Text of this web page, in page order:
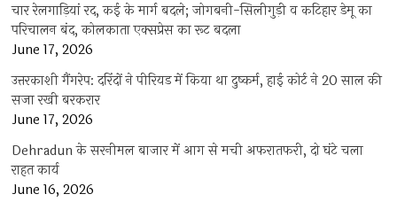
चार रेलगाड़ियां रद, कई के मार्ग बदले; जोगबनी-सिलीगुड़ी व कटिहार डेमू का
परिचालन बंद, कोलकाता एक्सप्रेस का रूट बदला
June 17, 2026
उत्तरकाशी गैंगरेप: दरिंदों ने पीरियड में किया था दुष्कर्म, हाई कोर्ट ने 20 साल की
सजा रखी बरकरार
June 17, 2026
Dehradun के सरनीमल बाजार में आग से मची अफरातफरी, दो घंटे चला
राहत कार्य
June 16, 2026